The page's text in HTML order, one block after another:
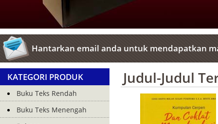
Hantarkan email anda untuk mendapatkan
KATEGORI PRODUK
Buku Teks Rendah
Buku Teks Menengah
Judul-Judul